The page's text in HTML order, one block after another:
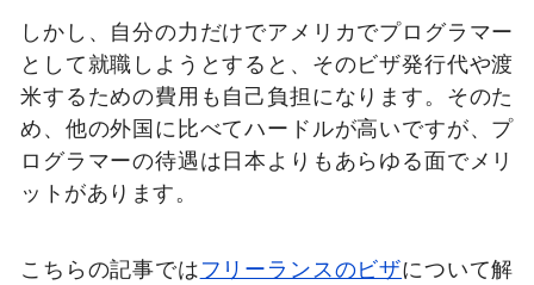
しかし、自分の力だけでアメリカでプログラマー
として就職しようとすると、そのビザ発行代や渡
米するための費用も自己負担になります。そのた
め、他の外国に比べてハードルが高いですが、プ
ログラマーの待遇は日本よりもあらゆる面でメリ
ットがあります。
こちらの記事ではフリーランスのビザについて解